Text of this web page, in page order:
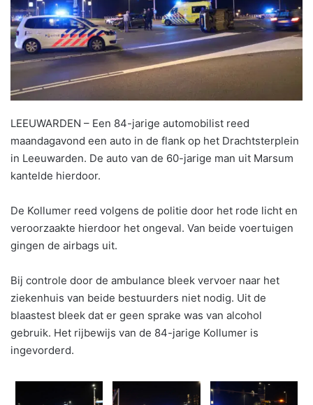
LEEUWARDEN – Een 84-jarige automobilist reed
maandagavond een auto in de flank op het Drachtsterplein
in Leeuwarden. De auto van de 60-jarige man uit Marsum
kantelde hierdoor.
De Kollumer reed volgens de politie door het rode licht en
veroorzaakte hierdoor het ongeval. Van beide voertuigen
gingen de airbags uit.
Bij controle door de ambulance bleek vervoer naar het
ziekenhuis van beide bestuurders niet nodig. Uit de
blaastest bleek dat er geen sprake was van alcohol
gebruik. Het rijbewijs van de 84-jarige Kollumer is
ingevorderd.